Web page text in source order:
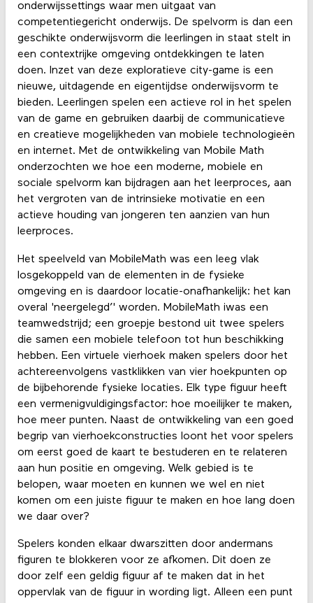
onderwijssettings waar men uitgaat van
competentiegericht onderwijs. De spelvorm is dan een
geschikte onderwijsvorm die leerlingen in staat stelt in
een contextrijke omgeving ontdekkingen te laten
doen. Inzet van deze exploratieve city-game is een
nieuwe, uitdagende en eigentijdse onderwijsvorm te
bieden. Leerlingen spelen een actieve rol in het spelen
van de game en gebruiken daarbij de communicatieve
en creatieve mogelijkheden van mobiele technologieën
en internet. Met de ontwikkeling van Mobile Math
onderzochten we hoe een moderne, mobiele en
sociale spelvorm kan bijdragen aan het leerproces, aan
het vergroten van de intrinsieke motivatie en een
actieve houding van jongeren ten aanzien van hun
leerproces.
Het speelveld van MobileMath was een leeg vlak
losgekoppeld van de elementen in de fysieke
omgeving en is daardoor locatie-onafhankelijk: het kan
overal 'neergelegd’' worden. MobileMath iwas een
teamwedstrijd; een groepje bestond uit twee spelers
die samen een mobiele telefoon tot hun beschikking
hebben. Een virtuele vierhoek maken spelers door het
achtereenvolgens vastklikken van vier hoekpunten op
de bijbehorende fysieke locaties. Elk type figuur heeft
een vermenigvuldigingsfactor: hoe moeilijker te maken,
hoe meer punten. Naast de ontwikkeling van een goed
begrip van vierhoekconstructies loont het voor spelers
om eerst goed de kaart te bestuderen en te relateren
aan hun positie en omgeving. Welk gebied is te
belopen, waar moeten en kunnen we wel en niet
komen om een juiste figuur te maken en hoe lang doen
we daar over?
Spelers konden elkaar dwarszitten door andermans
figuren te blokkeren voor ze afkomen. Dit doen ze
door zelf een geldig figuur af te maken dat in het
oppervlak van de figuur in wording ligt. Alleen een punt